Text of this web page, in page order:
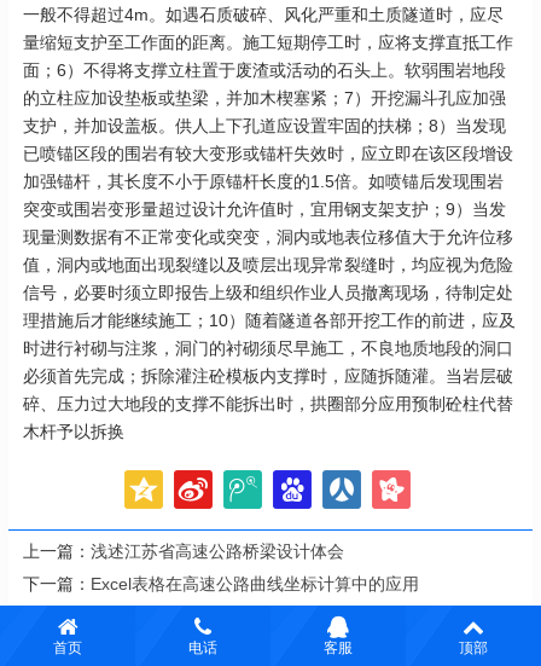
一般不得超过4m。如遇石质破碎、风化严重和土质隧道时，应尽
量缩短支护至工作面的距离。施工短期停工时，应将支撑直抵工作
面；6）不得将支撑立柱置于废渣或活动的石头上。软弱围岩地段
的立柱应加设垫板或垫梁，并加木楔塞紧；7）开挖漏斗孔应加强
支护，并加设盖板。供人上下孔道应设置牢固的扶梯；8）当发现
已喷锚区段的围岩有较大变形或锚杆失效时，应立即在该区段增设
加强锚杆，其长度不小于原锚杆长度的1.5倍。如喷锚后发现围岩
突变或围岩变形量超过设计允许值时，宜用钢支架支护；9）当发
现量测数据有不正常变化或突变，洞内或地表位移值大于允许位移
值，洞内或地面出现裂缝以及喷层出现异常裂缝时，均应视为危险
信号，必要时须立即报告上级和组织作业人员撤离现场，待制定处
理措施后才能继续施工；10）随着隧道各部开挖工作的前进，应及
时进行衬砌与注浆，洞门的衬砌须尽早施工，不良地质地段的洞口
必须首先完成；拆除灌注砼模板内支撑时，应随拆随灌。当岩层破
碎、压力过大地段的支撑不能拆出时，拱圈部分应用预制砼柱代替
木杆予以拆换
上一篇： 浅述江苏省高速公路桥梁设计体会
下一篇： Excel表格在高速公路曲线坐标计算中的应用
为您推荐
首页 电话 客服 顶部